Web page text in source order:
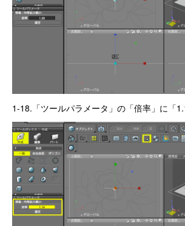
1-18.「ツールパラメータ」の「倍率」に「